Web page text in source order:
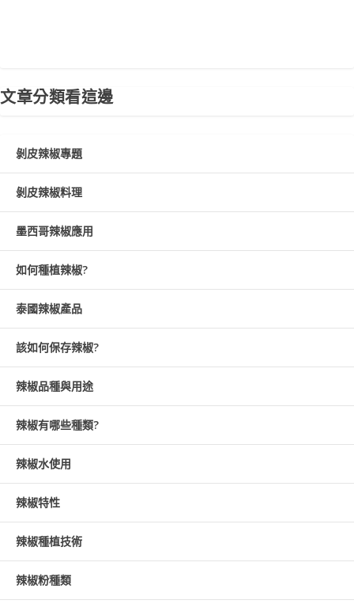
文章分類看這邊
剝皮辣椒專題
剝皮辣椒料理
墨西哥辣椒應用
如何種植辣椒?
泰國辣椒產品
該如何保存辣椒?
辣椒品種與用途
辣椒有哪些種類?
辣椒水使用
辣椒特性
辣椒種植技術
辣椒粉種類